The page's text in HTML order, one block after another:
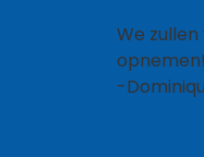
We
opnemen!
-